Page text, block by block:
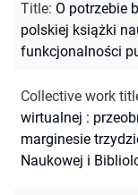
Title: O potrzebie
polskiej książki
funkcjonalności
Collective work
wirtualnej :
marginesie
Naukowej i